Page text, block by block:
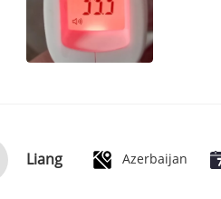
Liang Azerbaijan